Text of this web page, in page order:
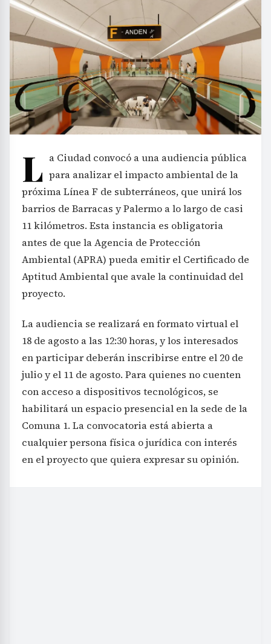
L a Ciudad convocó a una audiencia pública
para analizar el impacto ambiental de la
próxima Línea F de subterráneos, que unirá los
barrios de Barracas y Palermo a lo largo de casi
11 kilómetros. Esta instancia es obligatoria
antes de que la Agencia de Protección
Ambiental (APRA) pueda emitir el Certificado de
Aptitud Ambiental que avale la continuidad del
proyecto.
La audiencia se realizará en formato virtual el
18 de agosto a las 12:30 horas, y los interesados
en participar deberán inscribirse entre el 20 de
julio y el 11 de agosto. Para quienes no cuenten
con acceso a dispositivos tecnológicos, se
habilitará un espacio presencial en la sede de la
Comuna 1. La convocatoria está abierta a
cualquier persona física o jurídica con interés
en el proyecto que quiera expresar su opinión.